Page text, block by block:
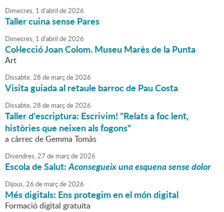
Dimecres, 1 d'abril de2026
Taller cuina sense Pares
Dimecres, 1 d'abril de2026
Col·lecció Joan Colom. Museu Marès de la Punta
Art
Dissabte,28 de marçde2026
Visita guiada al retaule barroc de Pau Costa
Dissabte,28 de marçde2026
Taller d'escriptura: Escrivim! "Relats a foc lent,
històries que neixen als fogons"
a càrrec de Gemma Tomàs
Divendres,27 de marçde2026
Escola de Salut:Aconsegueix una esquena sense dolor
Dijous,26 de marçde2026
Més digitals: Ens protegim en el món digital
Formació digital gratuïta